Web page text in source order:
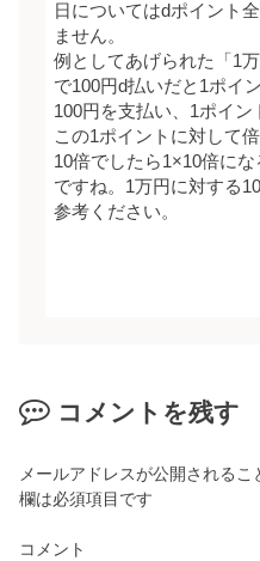
日についてはdポイント
ません。
例としてあげられた「1
で100円d払いだと1ポイ
100円を支払い、1ポイン
この1ポイントに対して
10倍でしたら1×10倍に
ですね。1万円に対する
参考ください。
コメントを残す
メールアドレスが公開されるこ
欄は必須項目です
コメント